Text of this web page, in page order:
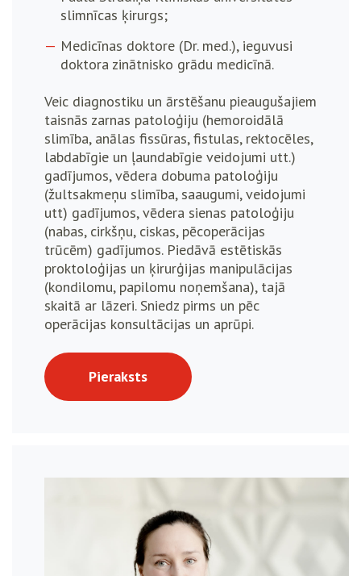
slimnīcas ķirurgs;
Medicīnas doktore (Dr. med.), ieguvusi
doktora zinātnisko grādu medicīnā.
Veic diagnostiku un ārstēšanu pieaugušajiem
taisnās zarnas patoloģiju (hemoroidālā
slimība, anālas fissūras, fistulas, rektocēles,
labdabīgie un ļaundabīgie veidojumi utt.)
gadījumos, vēdera dobuma patoloģiju
(žultsakmeņu slimība, saaugumi, veidojumi
utt) gadījumos, vēdera sienas patoloģiju
(nabas, cirkšņu, ciskas, pēcoperācijas
trūcēm) gadījumos. Piedāvā estētiskās
proktoloģijas un ķirurģijas manipulācijas
(kondilomu, papilomu noņemšana), tajā
skaitā ar lāzeri. Sniedz pirms un pēc
operācijas konsultācijas un aprūpi.
Pieraksts